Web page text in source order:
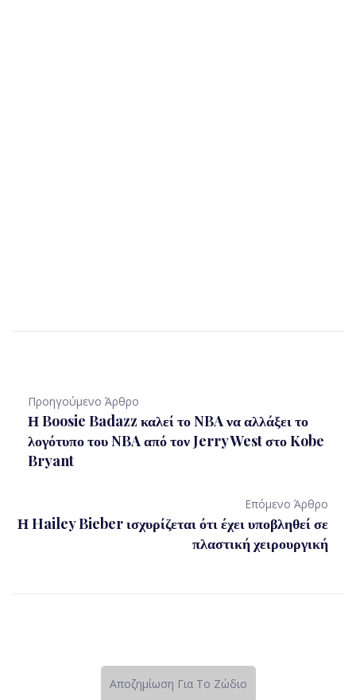
Προηγούμενο Άρθρο
Η Boosie Badazz καλεί το NBA να αλλάξει το
λογότυπο του NBA από τον Jerry West στο Kobe
Bryant
Επόμενο Άρθρο
Η Hailey Bieber ισχυρίζεται ότι έχει υποβληθεί σε
πλαστική χειρουργική
Αποζημίωση Για Το Ζώδιο